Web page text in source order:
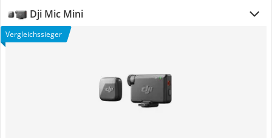
Dji Mic Mini
Vergleichssieger